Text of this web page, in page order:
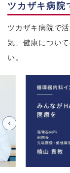
ツカザキ病院
ツカザキ病院で
気、健康につい
い。